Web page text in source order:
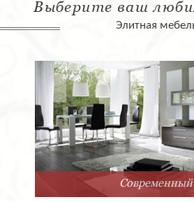
Выберите ваш
Элитная